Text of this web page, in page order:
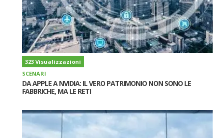
323 Visualizzazioni
SCENARI
DA APPLE A NVIDIA: IL VERO PATRIMONIO NON SONO LE
FABBRICHE, MA LE RETI